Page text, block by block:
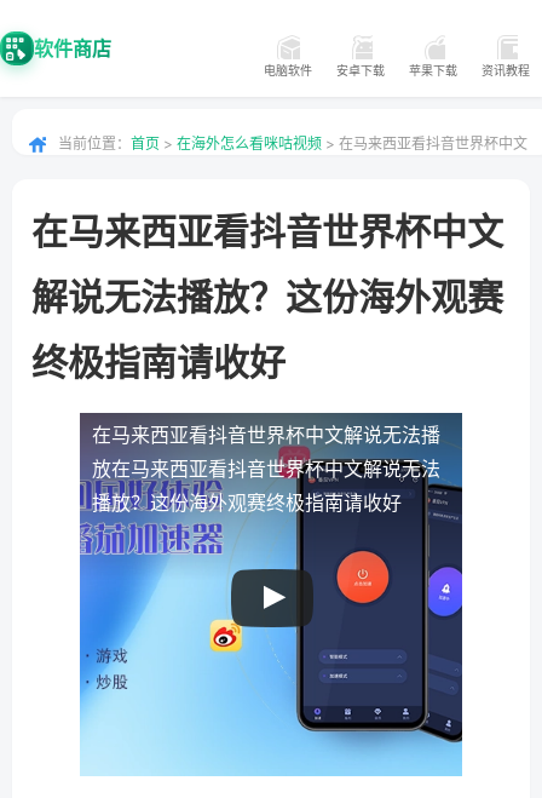
软件商店
电脑软件 安卓下载 苹果下载 资讯教程
当前位置： 首页 > 在海外怎么看咪咕视频 > 在马来西亚看抖音世界杯中文
在马来西亚看抖音世界杯中文
解说无法播放？这份海外观赛
终极指南请收好
在马来西亚看抖音世界杯中文解说无法播
放在马来西亚看抖音世界杯中文解说无法
播放？这份海外观赛终极指南请收好